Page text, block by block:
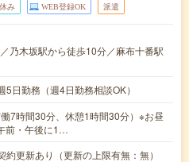
み WEB登録OK 派遣
乃木坂駅から徒歩10分／麻布十番駅
5日勤務（週4日勤務相談OK）
7時間30分、休憩1時間30分）※お昼
前・午後に1…
約更新あり（更新の上限有無：無）